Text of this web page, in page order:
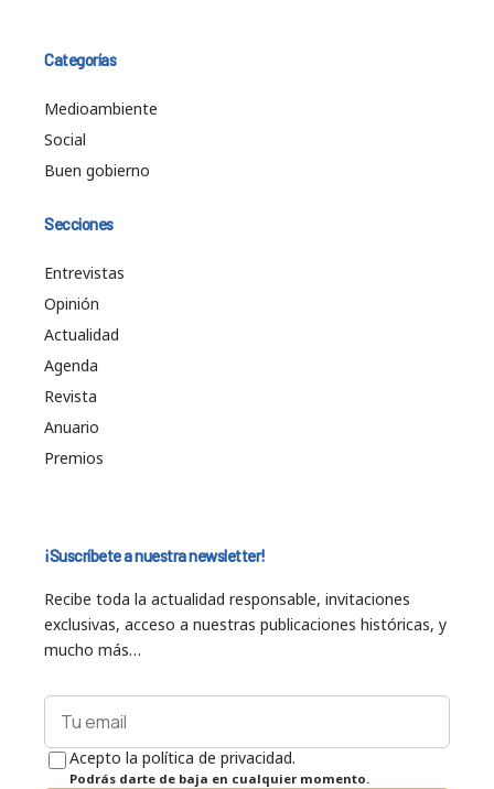
Categorías
Medioambiente
Social
Buen gobierno
Secciones
Entrevistas
Opinión
Actualidad
Agenda
Revista
Anuario
Premios
¡Suscríbete a nuestra newsletter!
Recibe toda la actualidad responsable, invitaciones
exclusivas, acceso a nuestras publicaciones históricas, y
mucho más…
Acepto la política de privacidad.
Podrás darte de baja en cualquier momento.